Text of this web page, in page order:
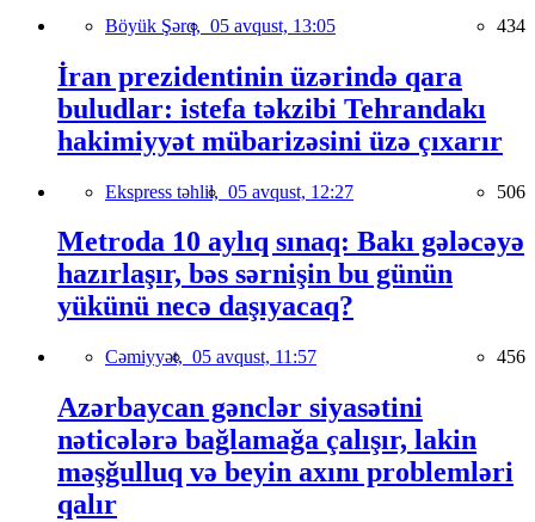
Böyük Şərq, 05 avqust, 13:05 434
İran prezidentinin üzərində qara
buludlar: istefa təkzibi Tehrandakı
hakimiyyət mübarizəsini üzə çıxarır
Ekspress təhlil, 05 avqust, 12:27 506
Metroda 10 aylıq sınaq: Bakı gələcəyə
hazırlaşır, bəs sərnişin bu günün
yükünü necə daşıyacaq?
Cəmiyyət, 05 avqust, 11:57 456
Azərbaycan gənclər siyasətini
nəticələrə bağlamağa çalışır, lakin
məşğulluq və beyin axını problemləri
qalır